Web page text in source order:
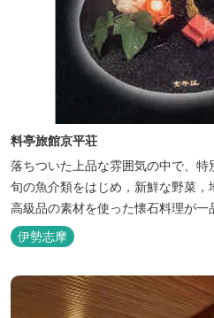
料亭旅館京平荘
落ちついた上品な雰囲気の中で、特
旬の魚介類をはじめ，新鮮な野菜
高級品の素材を使った懐石料理が一
食・宿泊ができます。
伊勢志摩